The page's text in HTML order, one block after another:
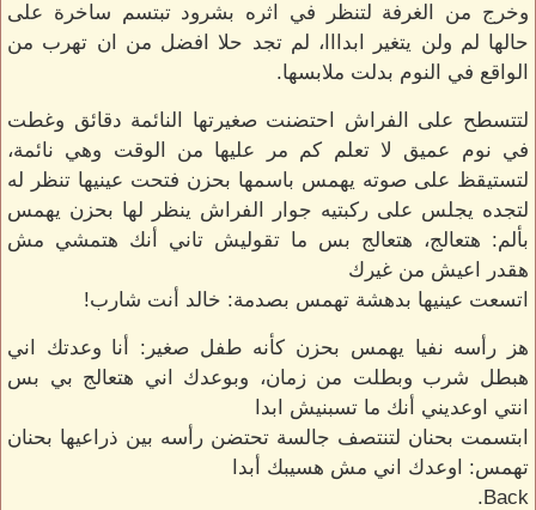
وخرج من الغرفة لتنظر في اثره بشرود تبتسم ساخرة على
حالها لم ولن يتغير ابدااا، لم تجد حلا افضل من ان تهرب من
الواقع في النوم بدلت ملابسها.
لتتسطح على الفراش احتضنت صغيرتها النائمة دقائق وغطت
في نوم عميق لا تعلم كم مر عليها من الوقت وهي نائمة،
لتستيقظ على صوته يهمس باسمها بحزن فتحت عينيها تنظر له
لتجده يجلس على ركبتيه جوار الفراش ينظر لها بحزن يهمس
بألم: هتعالج، هتعالج بس ما تقوليش تاني أنك هتمشي مش
هقدر اعيش من غيرك
اتسعت عينيها بدهشة تهمس بصدمة: خالد أنت شارب!
هز رأسه نفيا يهمس بحزن كأنه طفل صغير: أنا وعدتك اني
هبطل شرب وبطلت من زمان، وبوعدك اني هتعالج بي بس
انتي اوعديني أنك ما تسبنيش ابدا
ابتسمت بحنان لتنتصف جالسة تحتضن رأسه بين ذراعيها بحنان
تهمس: اوعدك اني مش هسيبك أبدا
Back.